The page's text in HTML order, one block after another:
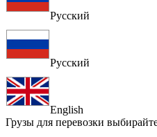
Русский
Русский
English
Грузы для перевозки